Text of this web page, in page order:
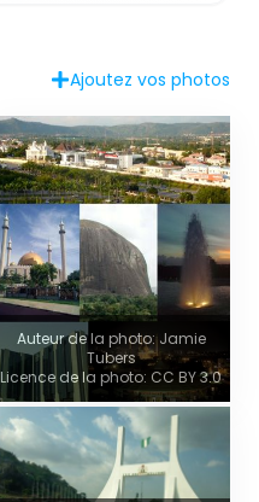
Ajoutez vos photos
Auteur de la photo: Jamie
Tubers
Licence de la photo: CC BY 3.0